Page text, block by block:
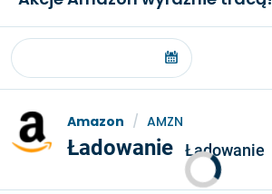
Amazon / AMZN
Ładowanie Ładowanie